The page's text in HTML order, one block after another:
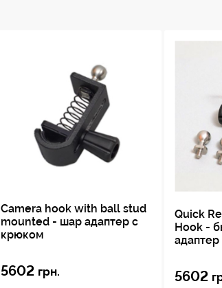
Camera hook with ball stud
mounted - шар адаптер с
крюком
5602 грн.
Quick
Hook -
адаптер
5602